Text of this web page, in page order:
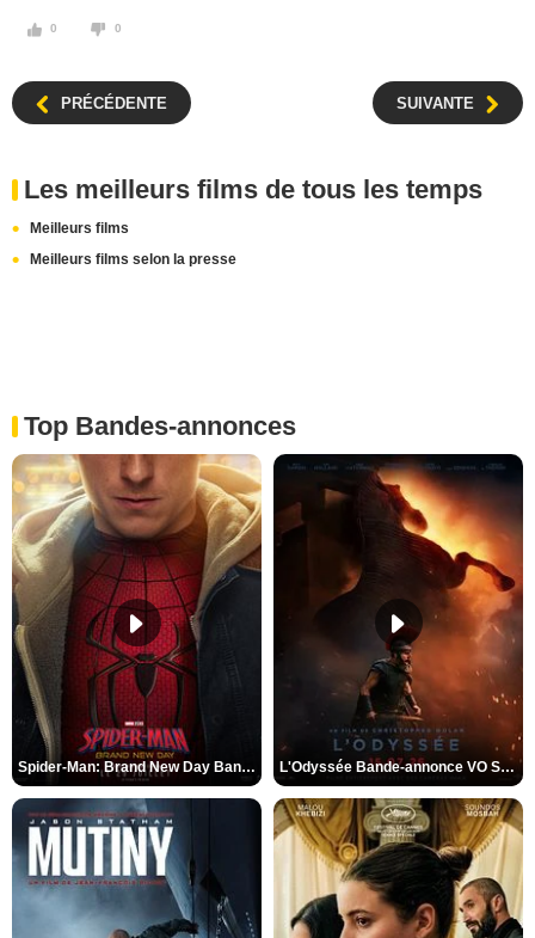
0 0
PRÉCÉDENTE SUIVANTE
Les meilleurs films de tous les temps
Meilleurs films
Meilleurs films selon la presse
Top Bandes-annonces
Spider-Man: Brand New Day Bande-annonce VO STFR L'Odyssée Bande-annonce VO STFR